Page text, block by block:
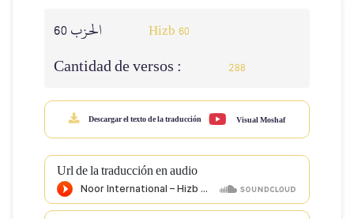
Hizb 60
Cantidad de versos : 288
Descargar el texto de la traducción Visual Moshaf
Url de la traducción en audio